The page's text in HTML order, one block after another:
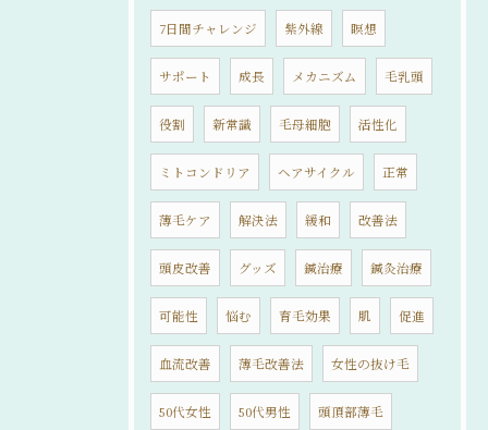
7日間チャレンジ 紫外線 瞑想
サポート 成長 メカニズム 毛乳頭
役割 新常識 毛母細胞 活性化
ミトコンドリア ヘアサイクル 正常
薄毛ケア 解決法 緩和 改善法
頭皮改善 グッズ 鍼治療 鍼灸治療
可能性 悩む 育毛効果 肌 促進
血流改善 薄毛改善法 女性の抜け毛
50代女性 50代男性 頭頂部薄毛